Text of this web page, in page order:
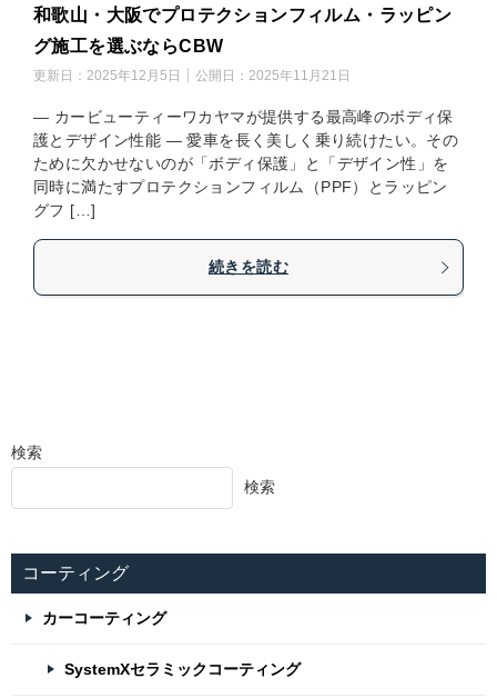
和歌山・大阪でプロテクションフィルム・ラッピン
グ施工を選ぶならCBW
更新日： 2025年12月5日 公開日： 2025年11月21日
― カービューティーワカヤマが提供する最高峰のボディ保
護とデザイン性能 ― 愛車を長く美しく乗り続けたい。その
ために欠かせないのが「ボディ保護」と「デザイン性」を
同時に満たすプロテクションフィルム（PPF）とラッピン
グフ […]
続きを読む
検索
検索
コーティング
カーコーティング
SystemXセラミックコーティング